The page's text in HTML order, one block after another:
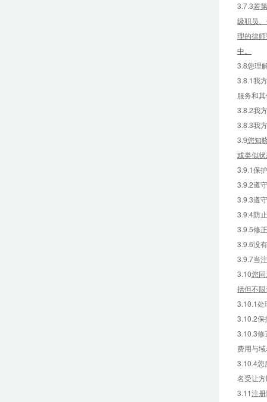
3.7.3若
级职员
理的律
中。
3.8您理
3.8.1我
服务和
3.8.2我
3.8.3我
3.9您知
或类似
3.9.1保
3.9.2遵
3.9.3遵
3.9.4防
3.9.5修
3.9.6没
3.9.7当
3.10您
括但不
3.10.1处
3.10.2保
3.10.3修
费用与
3.10.4您
名受让
3.11注